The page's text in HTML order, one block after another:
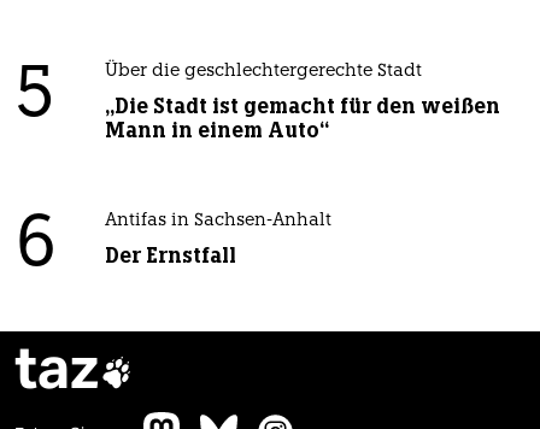
5 Über die geschlechtergerechte Stadt
„Die Stadt ist gemacht für den weißen
Mann in einem Auto“
6 Antifas in Sachsen-Anhalt
Der Ernstfall
taz